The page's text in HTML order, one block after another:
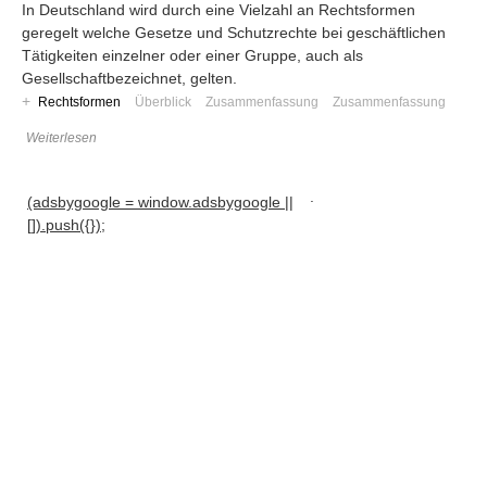
Woyzeck
In Deutschland wird durch eine Vielzahl an Rechtsformen
geregelt welche Gesetze und Schutzrechte bei geschäftlichen
Tätigkeiten einzelner oder einer Gruppe, auch als
Gesellschaftbezeichnet, gelten.
+
Rechtsformen Überblick Zusammenfassung Zusammenfassung
Weiterlesen
(adsbygoogle = window.adsbygoogle ||
[]).push({});